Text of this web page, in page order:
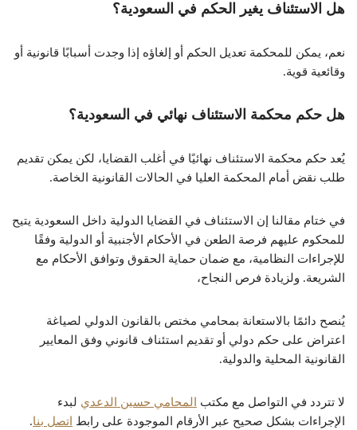
هل الاستئناف يغير الحكم في السعودية؟
نعم، يمكن للمحكمة تعديل الحكم أو إلغاؤه إذا وجدت أسبابًا قانونية أو
وقائعية قوية.
هل حكم محكمة الاستئناف نهائي في السعودية؟
يُعد حكم محكمة الاستئناف نهائيًا في أغلب القضايا، لكن يمكن تقديم
طلب نقض أمام المحكمة العليا في الحالات القانونية الخاصة.
في ختام مقالنا إن الاستئناف في القضايا الدولية داخل السعودية يتيح
للمحكوم عليهم فرصة الطعن في الأحكام الأجنبية أو الدولية وفقًا
للإجراءات النظامية، مع ضمان حماية الحقوق وتوافق الأحكام مع
الشريعة. ولزيادة فرص النجاح،
يُنصح دائمًا بالاستعانة بمحامي مختص بالقانون الدولي لصياغة
اعتراض على حكم دولي أو تقديم استئناف قانوني وفق المعايير
القانونية المحلية والدولية.
لا تتردد في التواصل مع مكتب المحامي حسين الدعدي لبدء
الإجراءات بشكل صحيح عبر الأرقام الموجودة على رابط اتصل بنا.